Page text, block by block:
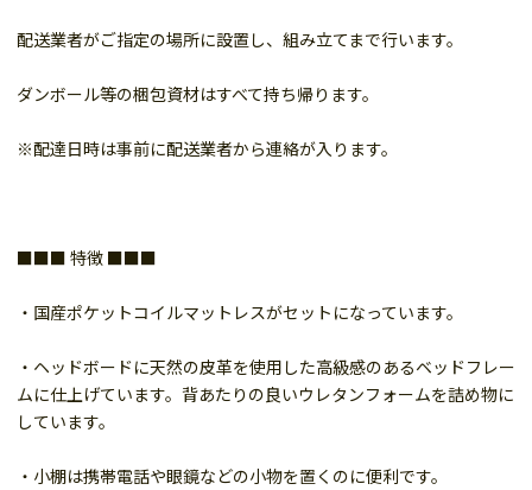
配送業者がご指定の場所に設置し、組み立てまで行います。
ダンボール等の梱包資材はすべて持ち帰ります。
※配達日時は事前に配送業者から連絡が入ります。
■■■ 特徴 ■■■
・国産ポケットコイルマットレスがセットになっています。
・ヘッドボードに天然の皮革を使用した高級感のあるベッドフレー
ムに仕上げています。背あたりの良いウレタンフォームを詰め物に
しています。
・小棚は携帯電話や眼鏡などの小物を置くのに便利です。